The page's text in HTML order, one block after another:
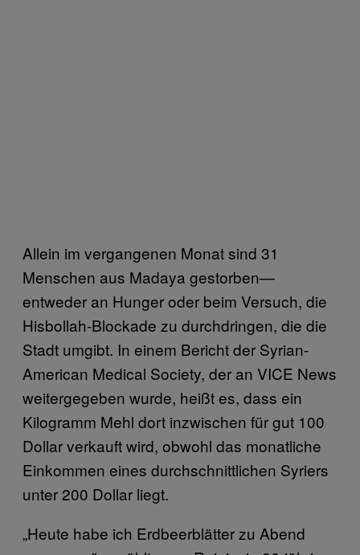
Allein im vergangenen Monat sind 31
Menschen aus Madaya gestorben—
entweder an Hunger oder beim Versuch, die
Hisbollah-Blockade zu durchdringen, die die
Stadt umgibt. In einem Bericht der Syrian-
American Medical Society, der an VICE News
weitergegeben wurde, heißt es, dass ein
Kilogramm Mehl dort inzwischen für gut 100
Dollar verkauft wird, obwohl das monatliche
Einkommen eines durchschnittlichen Syriers
unter 200 Dollar liegt.
„Heute habe ich Erdbeerblätter zu Abend